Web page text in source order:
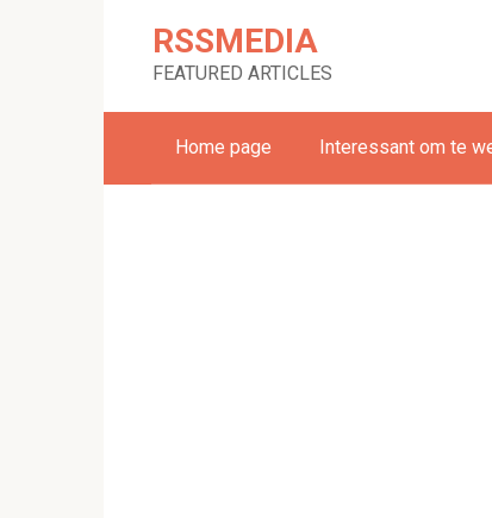
RSSMEDIA
FEATURED ARTICLES
Home page Interessant om te